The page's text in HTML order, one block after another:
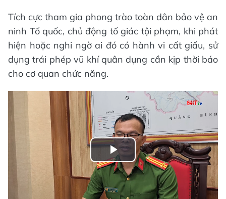
Tích cực tham gia phong trào toàn dân bảo vệ an
ninh Tổ quốc, chủ động tố giác tội phạm, khi phát
hiện hoặc nghi ngờ ai đó có hành vi cất giấu, sử
dụng trái phép vũ khí quân dụng cần kịp thời báo
cho cơ quan chức năng.
Play
Video